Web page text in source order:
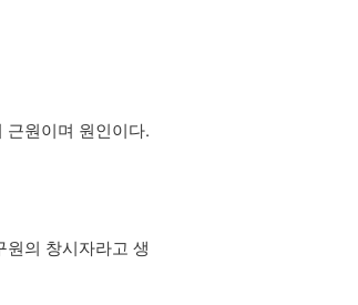
원이며 원인이다.
의 창시자라고 생